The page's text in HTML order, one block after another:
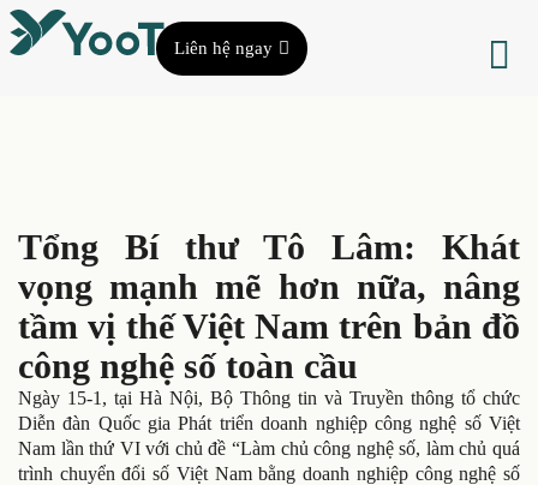
Liên hệ ngay
Tổng Bí thư Tô Lâm: Khát
vọng mạnh mẽ hơn nữa, nâng
tầm vị thế Việt Nam trên bản đồ
công nghệ số toàn cầu
Ngày 15-1, tại Hà Nội, Bộ Thông tin và Truyền thông tổ chức
Diễn đàn Quốc gia Phát triển doanh nghiệp công nghệ số Việt
Nam lần thứ VI với chủ đề “Làm chủ công nghệ số, làm chủ quá
trình chuyển đổi số Việt Nam bằng doanh nghiệp công nghệ số